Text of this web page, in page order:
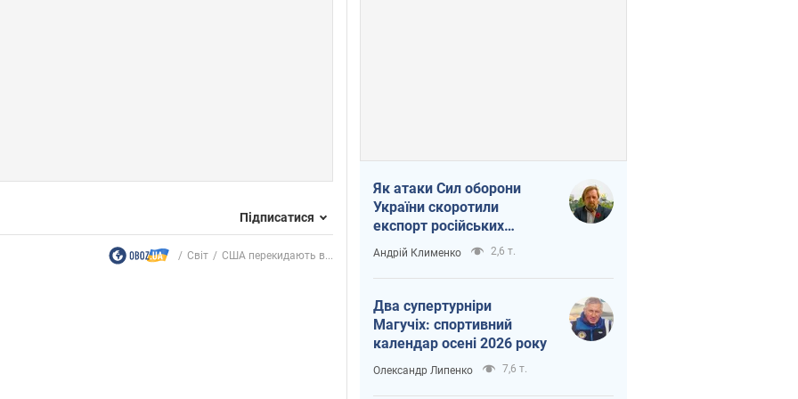
Підписатися
Світ США перекидають в...
Як атаки Сил оборони
України скоротили
експорт російських
нафтопродуктів
Андрій Клименко 2,6 т.
Два супертурніри
Магучіх: спортивний
календар осені 2026 року
Олександр Липенко 7,6 т.